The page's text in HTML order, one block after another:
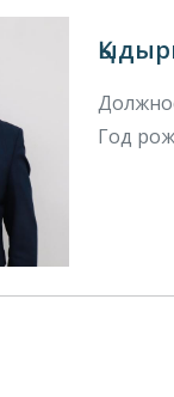
Год